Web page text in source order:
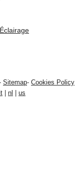
Éclairage
Sitemap- Cookies Policy
nl us